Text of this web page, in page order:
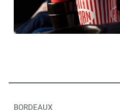
ITINÉRAIRE
BORDEAUX